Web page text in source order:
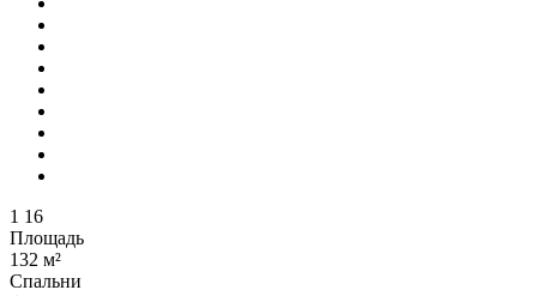
1 16
Площадь
132 м²
Спальни